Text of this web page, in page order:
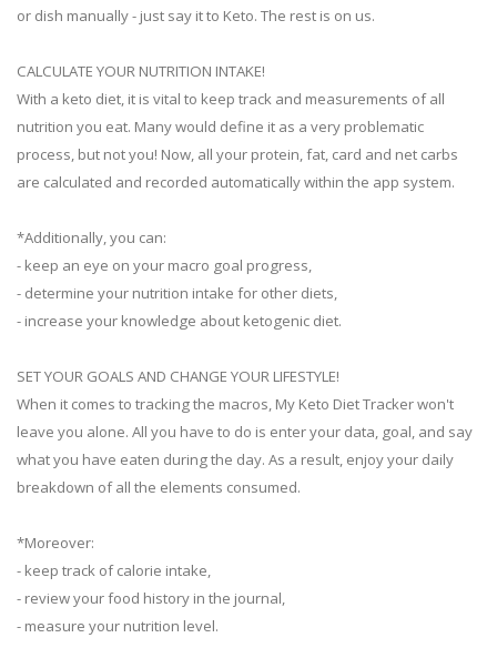
or dish manually - just say it to Keto. The rest is on us.
CALCULATE YOUR NUTRITION INTAKE!
With a keto diet, it is vital to keep track and measurements of all
nutrition you eat. Many would define it as a very problematic
process, but not you! Now, all your protein, fat, card and net carbs
are calculated and recorded automatically within the app system.
*Additionally, you can:
- keep an eye on your macro goal progress,
- determine your nutrition intake for other diets,
- increase your knowledge about ketogenic diet.
SET YOUR GOALS AND CHANGE YOUR LIFESTYLE!
When it comes to tracking the macros, My Keto Diet Tracker won't
leave you alone. All you have to do is enter your data, goal, and say
what you have eaten during the day. As a result, enjoy your daily
breakdown of all the elements consumed.
*Moreover:
- keep track of calorie intake,
- review your food history in the journal,
- measure your nutrition level.